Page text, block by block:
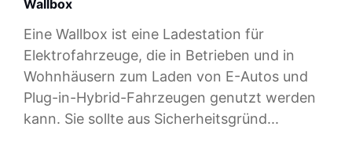
Wallbox
Eine Wallbox ist eine Ladestation für
Elektrofahrzeuge, die in Betrieben und in
Wohnhäusern zum Laden von E-Autos und
Plug-in-Hybrid-Fahrzeugen genutzt werden
kann. Sie sollte aus Sicherheitsgründ...